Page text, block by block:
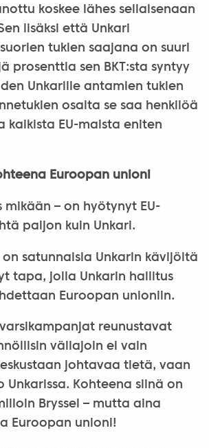
koskee lähes sellaisenaan
lisäksi että Unkari
tukien saajana on suuri
prosenttia sen BKT:sta syntyy
Unkarille antamien tukien
osalta se saa henkilöä
kaikista EU-maista eniten
Euroopan unioni
mikään – on hyötynyt EU-
paljon kuin Unkari.
on satunnaisia Unkarin kävijöitä
tapa, jolla Unkarin hallitus
Euroopan unioniin.
reunustavat
väliajoin ei vain
johtavaa tietä, vaan
Unkarissa. Kohteena siinä on
Bryssel – mutta aina
Euroopan unioni!